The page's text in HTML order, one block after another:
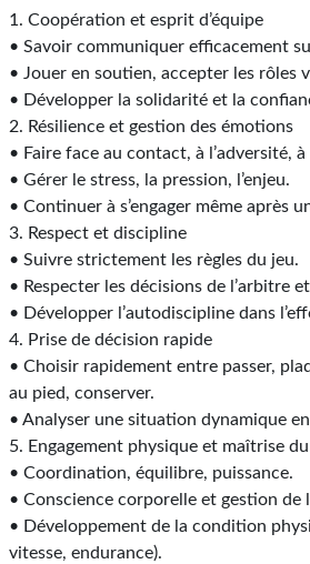
1. Coopération et esprit d’équipe
• Savoir communiquer efficacement
• Jouer en soutien, accepter les rôles
• Développer la solidarité et la
2. Résilience et gestion des émotions
• Faire face au contact, à l’adversité, à
• Gérer le stress, la pression, l’enjeu.
• Continuer à s’engager même après
3. Respect et discipline
• Suivre strictement les règles du jeu.
• Respecter les décisions de l’arbitre
• Développer l’autodiscipline dans
4. Prise de décision rapide
• Choisir rapidement entre passer,
au pied, conserver.
• Analyser une situation dynamique
5. Engagement physique et maîtrise
• Coordination, équilibre, puissance.
• Conscience corporelle et gestion de
• Développement de la condition
vitesse, endurance).